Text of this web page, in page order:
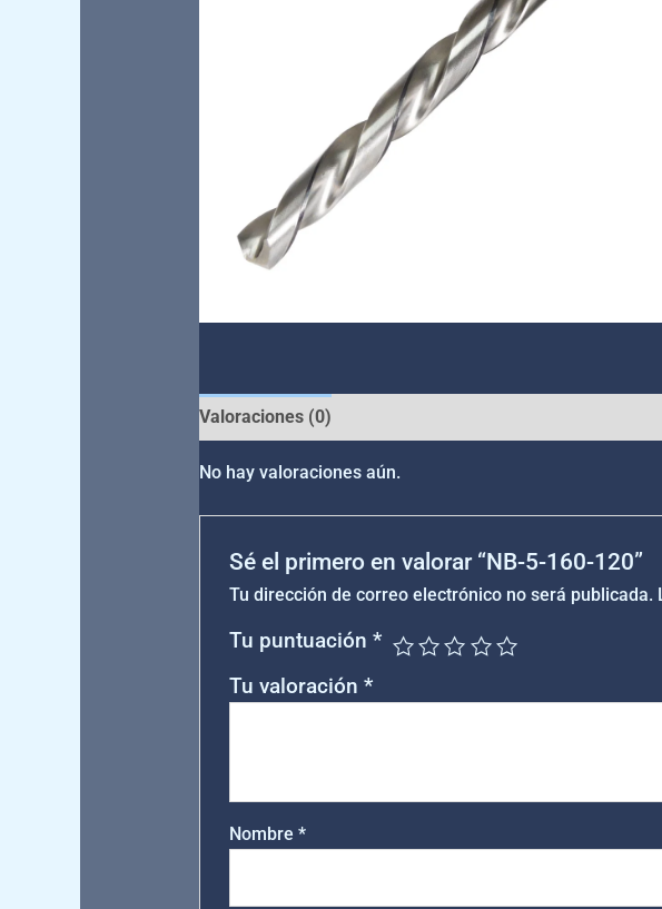
Valoraciones (0)
No hay valoraciones aún.
Sé el primero en valorar “NB-5-160-120”
Tu dirección de correo electrónico no será publicada.
Tu puntuación*
Tu valoración*
Nombre*